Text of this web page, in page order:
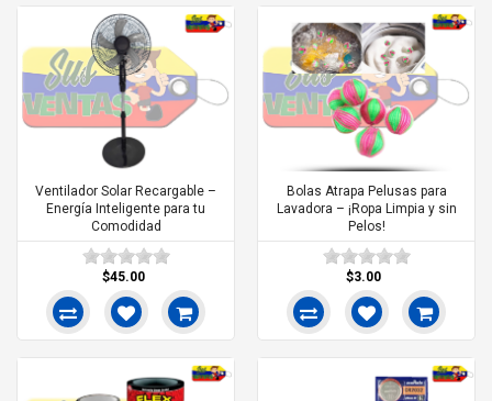
Ventilador Solar Recargable –
Energía Inteligente para tu
Comodidad
$45.00
Bolas Atrapa Pelusas para
Lavadora – ¡Ropa Limpia y sin
Pelos!
$3.00